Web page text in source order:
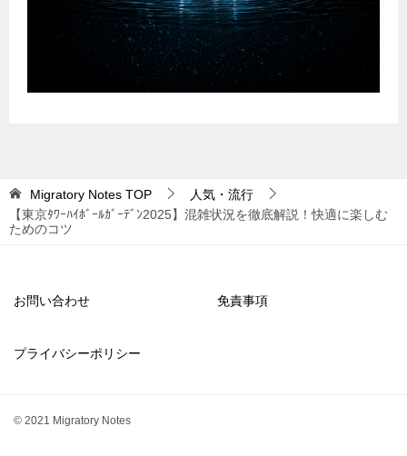
Migratory Notes TOP
人気・流行
【東京ﾀﾜｰﾊｲﾎﾞｰﾙｶﾞｰﾃﾞﾝ2025】混雑状況を徹底解説！快適に楽しむ
ためのコツ
お問い合わせ 免責事項
プライバシーポリシー
© 2021 Migratory Notes